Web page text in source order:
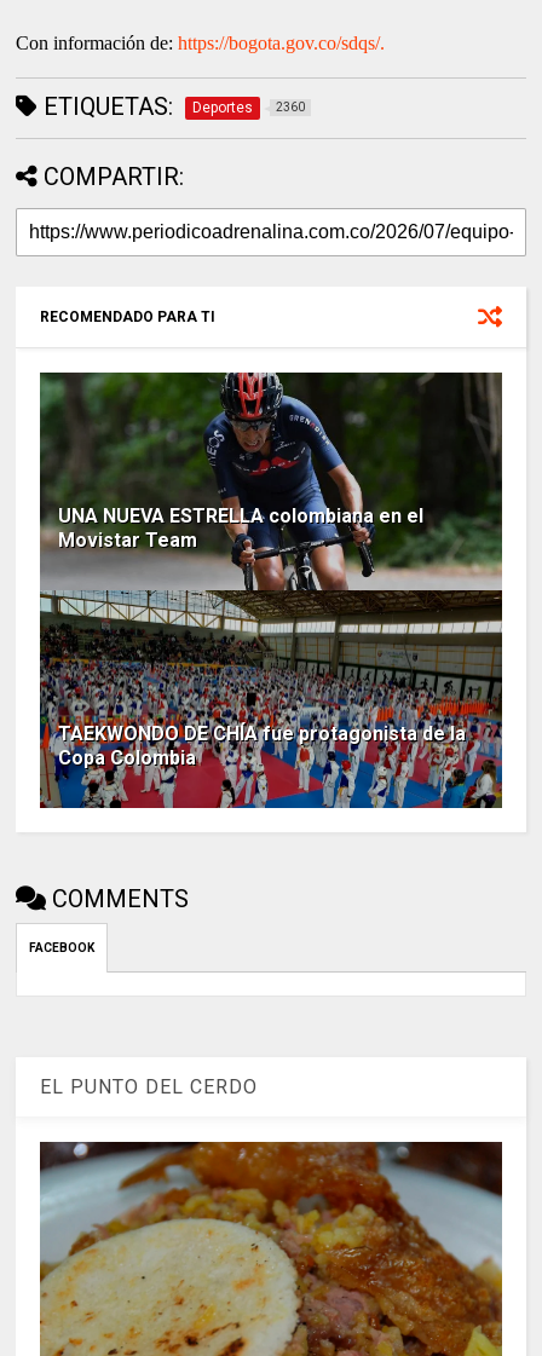
Con información de:https://bogota.gov.co/sdqs/.
ETIQUETAS: Deportes 2360
COMPARTIR:
RECOMENDADO PARA TI
UNA NUEVA ESTRELLA colombiana en el
Movistar Team
TAEKWONDO DE CHÍA fue protagonista de la
Copa Colombia
COMMENTS
FACEBOOK
EL PUNTO DEL CERDO